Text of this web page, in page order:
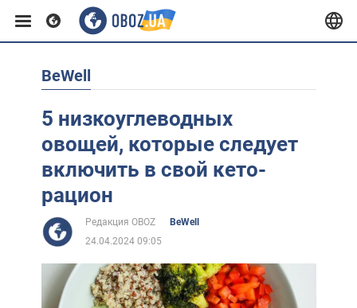
Европа
Азия
Африка
Жизнь
BeWell
5 низкоуглеводных
овощей, которые следует
включить в свой кето-
рацион
Редакция OBOZ
BeWell
24.04.2024 09:05